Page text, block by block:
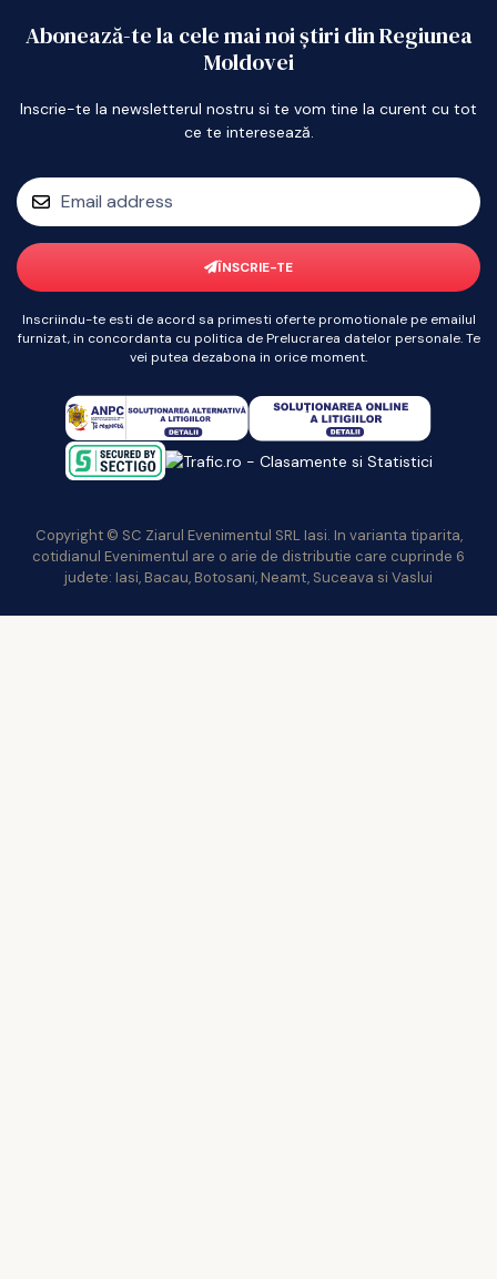
Abonează-te la cele mai noi știri din Regiunea
Moldovei
Inscrie-te la newsletterul nostru si te vom tine la curent cu tot
ce te interesează.
ÎNSCRIE-TE
Inscriindu-te esti de acord sa primesti oferte promotionale pe emailul
furnizat, in concordanta cu politica de Prelucrarea datelor personale. Te
vei putea dezabona in orice moment.
Copyright © SC Ziarul Evenimentul SRL Iasi. In varianta tiparita,
cotidianul Evenimentul are o arie de distributie care cuprinde 6
judete: Iasi, Bacau, Botosani, Neamt, Suceava si Vaslui